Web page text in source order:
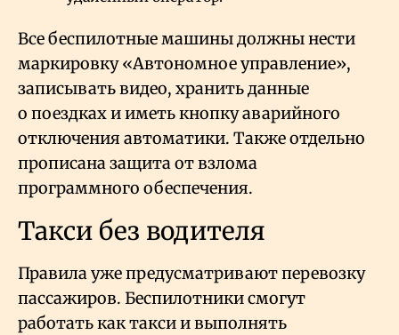
Все беспилотные машины должны нести
маркировку «Автономное управление»,
записывать видео, хранить данные
о поездках и иметь кнопку аварийного
отключения автоматики. Также отдельно
прописана защита от взлома
программного обеспечения.
Такси без водителя
Правила уже предусматривают перевозку
пассажиров. Беспилотники смогут
работать как такси и выполнять